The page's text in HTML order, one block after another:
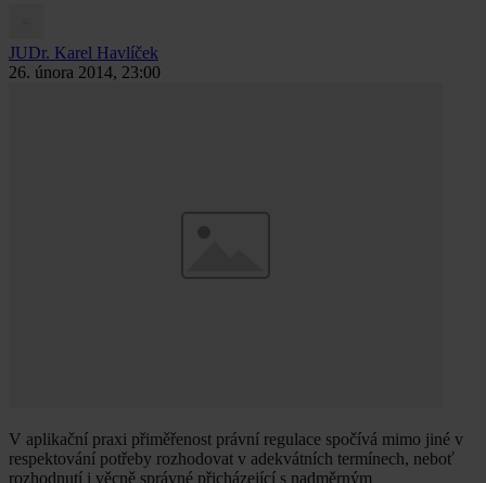
JUDr. Karel Havlíček
26. února 2014, 23:00
V aplikační praxi přiměřenost právní regulace spočívá mimo jiné v
respektování potřeby rozhodovat v adekvátních termínech, neboť
rozhodnutí i věcně správné přicházející s nadměrným